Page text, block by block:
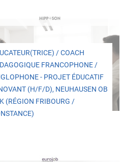
/ COACH
FRANCOPHONE /
- PROJET ÉDUCATIF
(H/F/D), NEUHAUSEN OB
(RÉGION FRIBOURG /